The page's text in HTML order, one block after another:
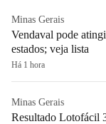
Minas Gerais
Vendaval pode
estados; veja lista
Há 1 hora
Minas Gerais
Resultado Lotofácil